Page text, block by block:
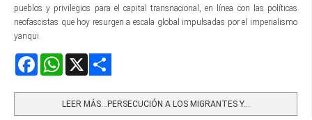
pueblos y privilegios para el capital transnacional, en línea con las políticas
neofascistas que hoy resurgen a escala global impulsadas por el imperialismo
yanqui.
FacebookWhatsApp
LEER MÁS…PERSECUCIÓN A LOS MIGRANTES Y...